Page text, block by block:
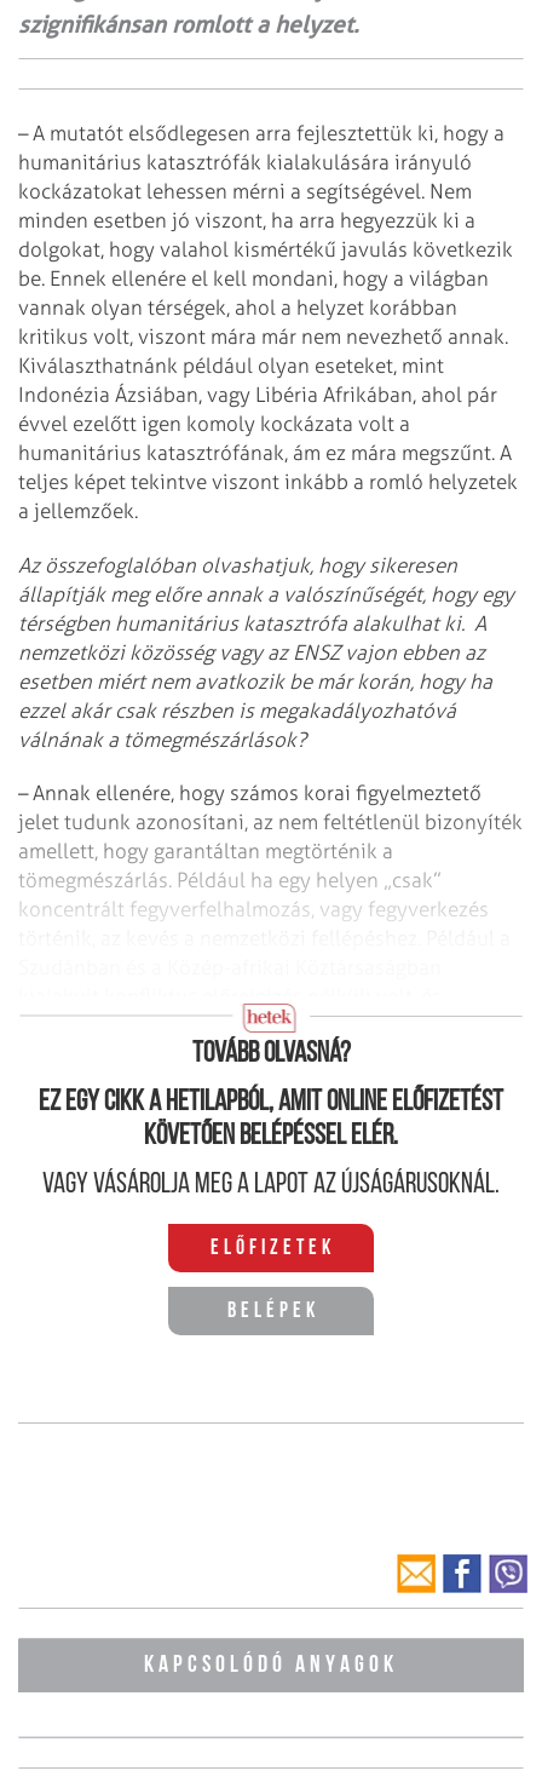
szignifikánsan romlott a helyzet.
– A mutatót elsődlegesen arra fejlesztettük ki, hogy a
humanitárius katasztrófák kialakulására irányuló
kockázatokat lehessen mérni a segítségével. Nem
minden esetben jó viszont, ha arra hegyezzük ki a
dolgokat, hogy valahol kismértékű javulás következik
be. Ennek ellenére el kell mondani, hogy a világban
vannak olyan térségek, ahol a helyzet korábban
kritikus volt, viszont mára már nem nevezhető annak.
Kiválaszthatnánk például olyan eseteket, mint
Indonézia Ázsiában, vagy Libéria Afrikában, ahol pár
évvel ezelőtt igen komoly kockázata volt a
humanitárius katasztrófának, ám ez mára megszűnt. A
teljes képet tekintve viszont inkább a romló helyzetek
a jellemzőek.
Az összefoglalóban olvashatjuk, hogy sikeresen
állapítják meg előre annak a valószínűségét, hogy egy
térségben humanitárius katasztrófa alakulhat ki. A
nemzetközi közösség vagy az ENSZ vajon ebben az
esetben miért nem avatkozik be már korán, hogy ha
ezzel akár csak részben is megakadályozhatóvá
válnának a tömegmészárlások?
– Annak ellenére, hogy számos korai figyelmeztető
jelet tudunk azonosítani, az nem feltétlenül bizonyíték
amellett, hogy garantáltan megtörténik a
tömegmészárlás. Például ha egy helyen „csak”
koncentrált fegyverfelhalmozás, vagy fegyverkezés
meglepetésként érte a nemzetközi közösséget.
Tovább olvasná?
Ez egy cikk a hetilapból, amit online előfizetést
követően belépéssel elér.
Vagy vásárolja meg a lapot az újságárusoknál.
Előfizetek
Belépek
KAPCSOLÓDÓ ANYAGOK